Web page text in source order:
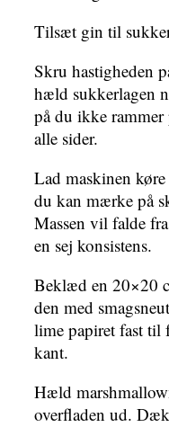
Tilsæt gin til
Skru hastigheden
hæld sukkerlagen
på du ikke rammer
alle sider.
Lad maskinen
du kan mærke på
Massen vil falde
en sej konsistens.
Beklæd en 20×20
den med
lime papiret fast til
kant.
Hæld
overfladen ud.